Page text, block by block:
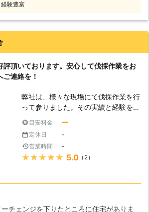
植えているところがあります。そこで
の伐採も私たちは対応可能ですので、
安心しておまかせください。住宅の庭
で、こちらの伐採もカワバタ総合修理
サービス高砂店へのご依頼をよろしく
お願いいたします。
いて、処分を考えているお客様がいま
んから伐採の作業を断られてはいない
でしょうか。例えばお客様のお庭があ
伐採を断る業者も存在します。またほ
かにも、電線にかかっている木や近隣
の敷地までに及んでいる庭木は、対応
をしてくれないことがあるのです。
弊社はこういった、作業しにくいご依
頼でも出来得る限り対応をしておりま
す。ほかの業者で断られたというお客
●明確なお見積りで安心して作業をお
積りが明確ではないところが存在しま
経験豊富
評頂いております。安心して伐採作業をお
連絡を！
弊社は、様々な現場にて伐採作業を行
って参りました。その実績と経験を活
わせて頂きます。弊社には伐採のプロ
が多数在籍しておりますので、ご安心
して作業をお任せ下さい。伐採作業を
ご希望の方は、多くのお客様のご好評
目安料金 ー
定休日 -
営業時間 -
★★★★★ 5.0（2）
チェンジを下りたところに住宅がありま